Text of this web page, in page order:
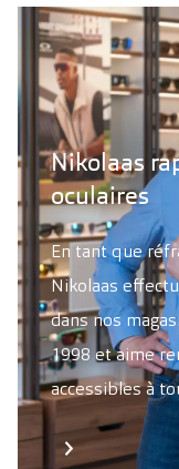
Nikolaas
oculaires
En tant que
Nikolaas
dans nos
1998 et aime
accessibles à